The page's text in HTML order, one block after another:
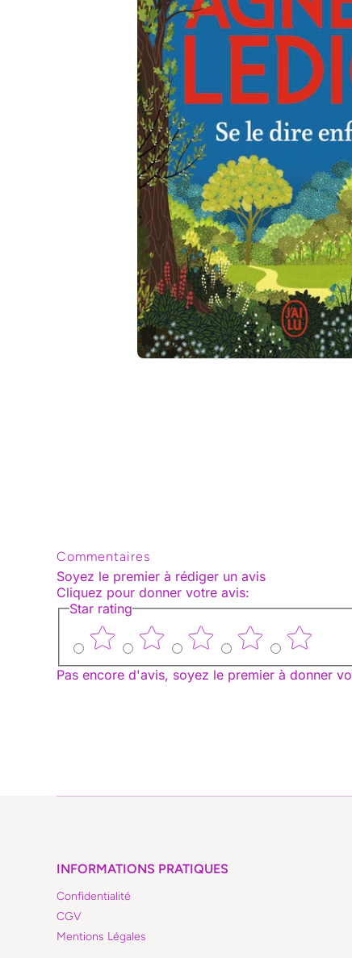
Commentaires
Soyez le premier à rédiger un avis
Cliquez pour donner votre avis:
Star rating
Pas encore d'avis, soyez le premier à donner
INFORMATIONS PRATIQUES
Confidentialité
CGV
Mentions Légales